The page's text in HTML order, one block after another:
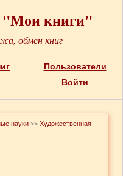
"Мои книги"
обмен книг
Пользователи
Войти
науки >> Художественная